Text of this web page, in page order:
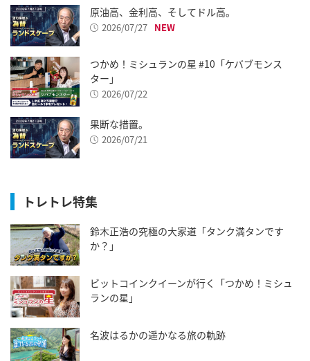
原油高、金利高、そしてドル高。
2026/07/27
つかめ！ミシュランの星 #10「ケバブモンス
ター」
2026/07/22
果断な措置。
2026/07/21
トレトレ特集
鈴木正浩の究極の大家道「タンク満タンです
か？」
ビットコインクイーンが行く「つかめ！ミシュ
ランの星」
名波はるかの遥かなる旅の軌跡